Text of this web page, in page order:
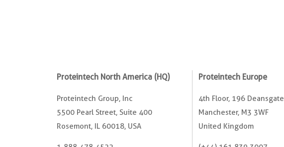
Proteintech North America (HQ)
Proteintech Group, Inc
5500 Pearl Street, Suite 400
Rosemont, IL 60018, USA
Proteintech Europe
4th Floor, 196 Deansgate
Manchester, M3 3WF
United Kingdom